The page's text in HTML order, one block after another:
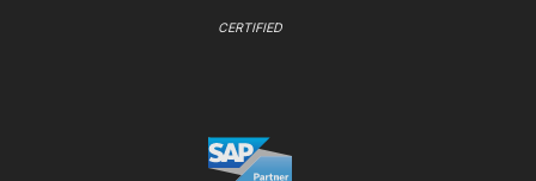
CERTIFIED